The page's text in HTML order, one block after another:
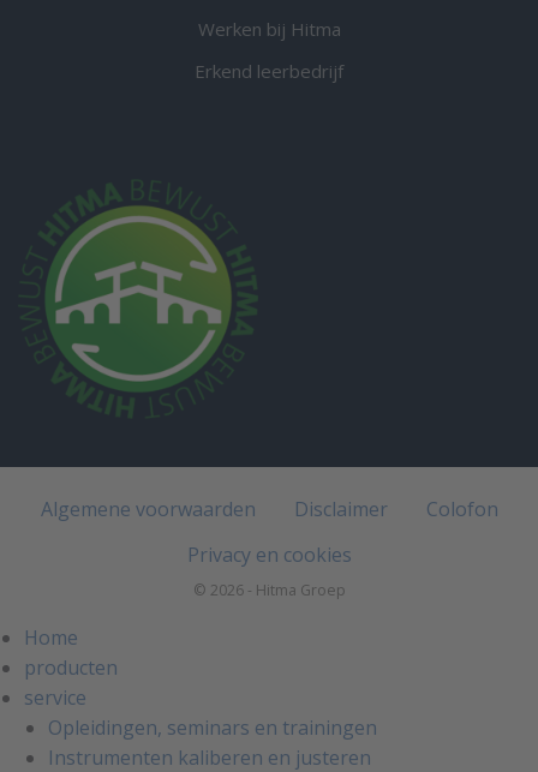
Werken bij Hitma
Erkend leerbedrijf
Algemene voorwaarden Disclaimer
Colofon
Privacy en cookies
© 2026 - Hitma Groep
Home
producten
service
Opleidingen, seminars en trainingen
Instrumenten kaliberen en justeren